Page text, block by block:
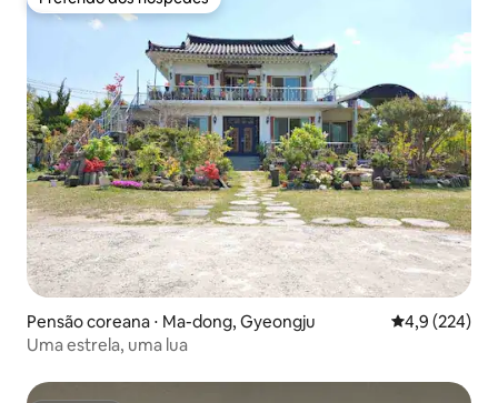
Preferido dos hóspedes
Pensão coreana ⋅ Ma-dong, Gyeongju 4,9 de uma
4,9 (224)
Uma estrela, uma lua